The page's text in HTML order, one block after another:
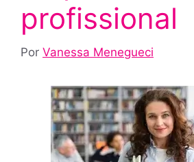
profissional
Por Vanessa Menegueci